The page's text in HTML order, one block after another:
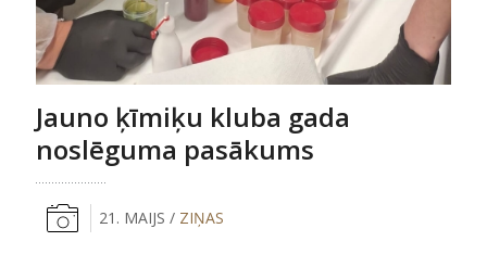
Jauno ķīmiķu kluba gada
noslēguma pasākums
21. MAIJS / ZIŅAS